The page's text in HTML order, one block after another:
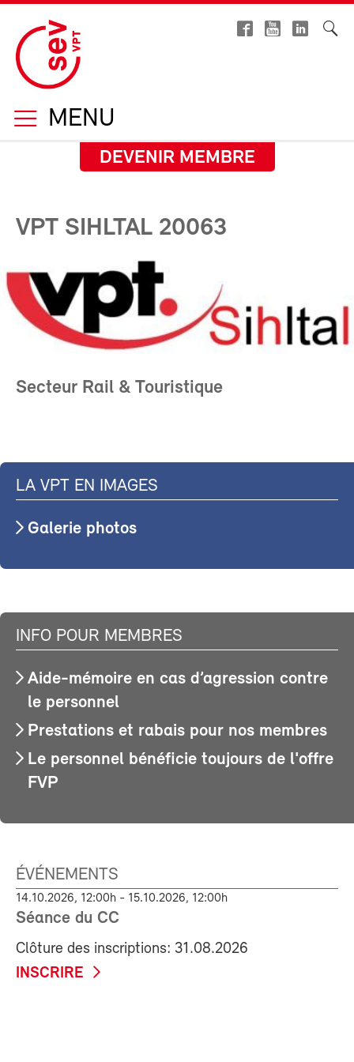
MENU
DEVENIR MEMBRE
VPT SIHLTAL 20063
Secteur Rail & Touristique
LA VPT EN IMAGES
Galerie photos
INFO POUR MEMBRES
Aide-mémoire en cas d’agression contre
le personnel
Prestations et rabais pour nos membres
Le personnel bénéficie toujours de l'offre
FVP
ÉVÉNEMENTS
14.10.2026, 12:00h - 15.10.2026, 12:00h
Séance du CC
Clôture des inscriptions: 31.08.2026
INSCRIRE